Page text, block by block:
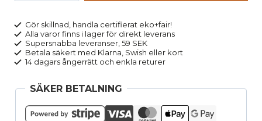
3L
gråbeige
mängd
Gör skillnad, handla certifierat eko+fair!
Alla varor finns i lager för direkt leverans
Supersnabba leveranser, 59 SEK
Betala säkert med Klarna, Swish eller kort
14 dagars ångerrätt och enkla returer
SÄKER BETALNING